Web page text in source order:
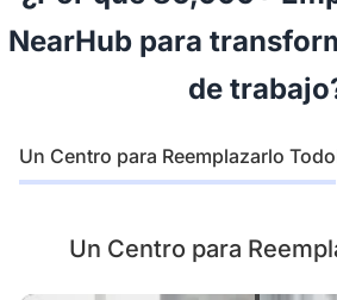
Es una solución de
de
Un Centro para Reemplazarlo Todo
Un Centro para